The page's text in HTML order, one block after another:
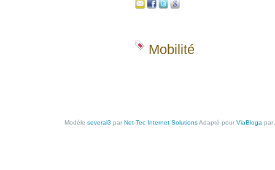
Mobilité
Modèle several3 par Net-Tec Internet SolutionsAdapté pour ViaBloga par